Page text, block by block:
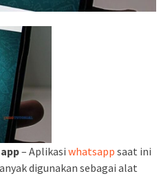
– Aplikasi whatsapp saat ini
digunakan sebagai alat